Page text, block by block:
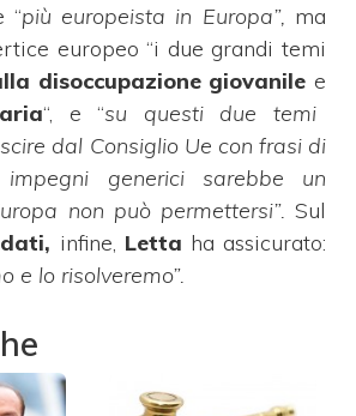
“più europeista in Europa”, ma
europeo “i due grandi temi
disoccupazione giovanilee
“, e “su questi due temi
dal Consiglio Ue con frasi di
generici sarebbe un
non può permettersi”. Sul
infine, Letta ha assicurato:
e lo risolveremo”.